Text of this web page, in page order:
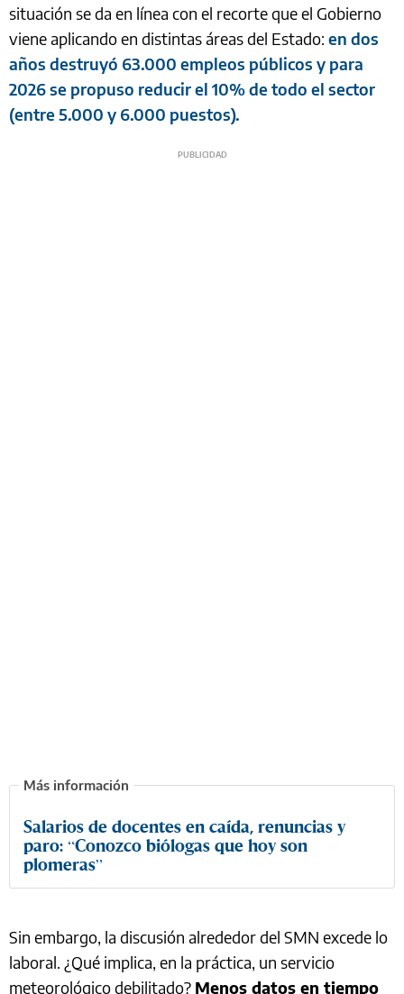
situación se da en línea con el recorte que el Gobierno
viene aplicando en distintas áreas del Estado: en dos
años destruyó 63.000 empleos públicos y para
2026 se propuso reducir el 10% de todo el sector
(entre 5.000 y 6.000 puestos).
Salarios de docentes en caída, renuncias y
paro: “Conozco biólogas que hoy son
plomeras”
Sin embargo, la discusión alrededor del SMN excede lo
laboral. ¿Qué implica, en la práctica, un servicio
meteorológico debilitado? Menos datos en tiempo